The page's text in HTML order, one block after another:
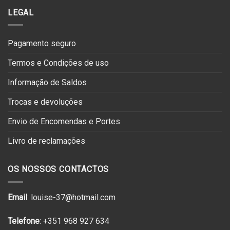
LEGAL
Pagamento seguro
Termos e Condições de uso
Informação de Saldos
Trocas e devoluções
Envio de Encomendas e Portes
Livro de reclamações
OS NOSSOS CONTACTOS
Email: louise-37@hotmail.com
Telefone: +351 968 927 634